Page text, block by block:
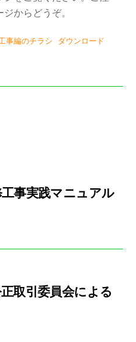
ジからどうぞ。
事編のチラシ ダウンロード
事実践マニュアル
取引委員会による